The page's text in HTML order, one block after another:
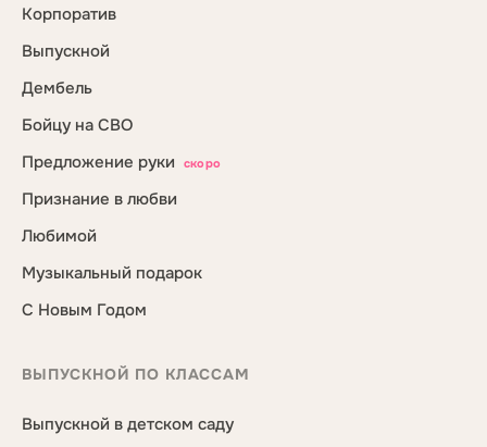
Корпоратив
Выпускной
Дембель
Бойцу на СВО
Предложение руки
скоро
Признание в любви
Любимой
Музыкальный подарок
С Новым Годом
ВЫПУСКНОЙ ПО КЛАССАМ
Выпускной в детском саду